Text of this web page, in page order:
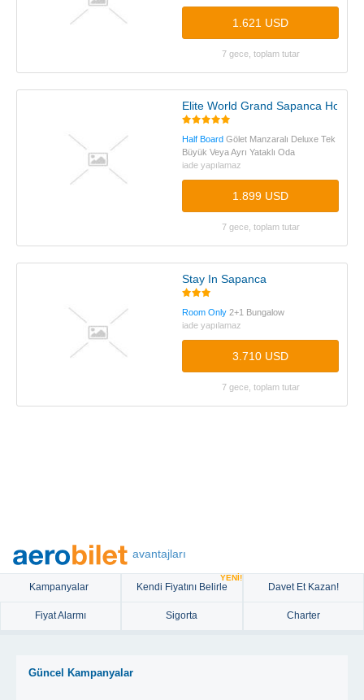
1.621 USD
7 gece, toplam tutar
Elite World Grand Sapanca Hotel
Half Board Gölet Manzaralı Deluxe Tek
Büyük Veya Ayrı Yataklı Oda
iade yapılamaz
1.899 USD
7 gece, toplam tutar
Stay In Sapanca
Room Only 2+1 Bungalow
iade yapılamaz
3.710 USD
7 gece, toplam tutar
avantajları
Kampanyalar Kendi Fiyatını Belirle
YENİ!
Davet Et Kazan!
Fiyat Alarmı Sigorta Charter
Güncel Kampanyalar